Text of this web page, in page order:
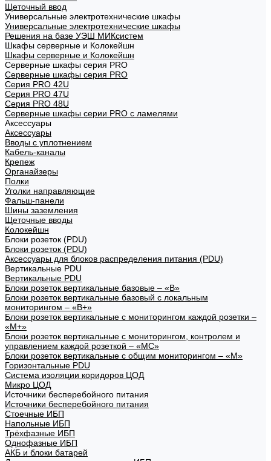
Щеточный ввод
Универсальные электротехнические шкафы
Универсальные электротехнические шкафы
Решения на базе УЭШ МИКсистем
Шкафы серверные и Колокейшн
Шкафы серверные и Колокейшн
Серверные шкафы серия PRO
Серверные шкафы серия PRO
Серия PRO 42U
Серия PRO 47U
Серия PRO 48U
Серверные шкафы серии PRO с ламелями
Аксессуары
Аксессуары
Вводы с уплотнением
Кабель-каналы
Крепеж
Органайзеры
Полки
Уголки направляющие
Фальш-панели
Шины заземления
Щеточные вводы
Колокейшн
Блоки розеток (PDU)
Блоки розеток (PDU)
Аксессуары для блоков распределения питания (PDU)
Вертикальные PDU
Вертикальные PDU
Блоки розеток вертикальные базовые – «В»
Блоки розеток вертикальные базовый с локальным
мониторингом – «В+»
Блоки розеток вертикальные с мониторингом каждой розетки –
«М+»
Блоки розеток вертикальные с мониторингом, контролем и
управлением каждой розеткой – «МС»
Блоки розеток вертикальные с общим мониторингом – «М»
Горизонтальные PDU
Система изоляции коридоров ЦОД
Микро ЦОД
Источники бесперебойного питания
Источники бесперебойного питания
Стоечные ИБП
Напольные ИБП
Трёхфазные ИБП
Однофазные ИБП
АКБ и блоки батарей